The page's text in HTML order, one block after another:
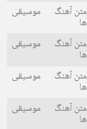
متن آهنگ
ها
موسیقی
متن آهنگ
ها
موسیقی
متن آهنگ
ها
موسیقی
متن آهنگ
ها
موسیقی